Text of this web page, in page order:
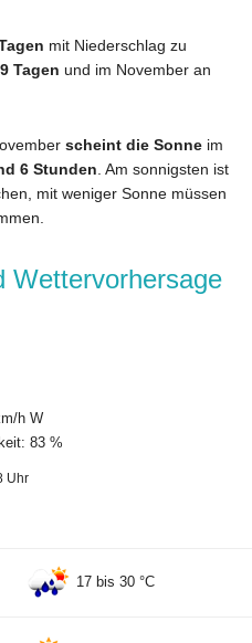
mit Niederschlag zu
9 Tagen und im November an
scheint die Sonne im
6 Stunden . Am sonnigsten ist
mit weniger Sonne müssen
Wettervorhersage
h W
83 %
Uhr
17 bis 30 °C